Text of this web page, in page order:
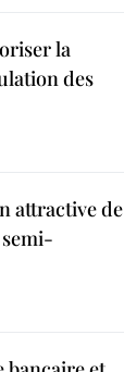
la
des
attractive de